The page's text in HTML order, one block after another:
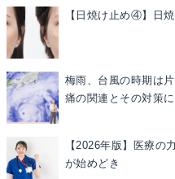
【日焼け止め④】日
梅雨、台風の時期は
痛の関連とその対策
【2026年版】医療の
が始めどき